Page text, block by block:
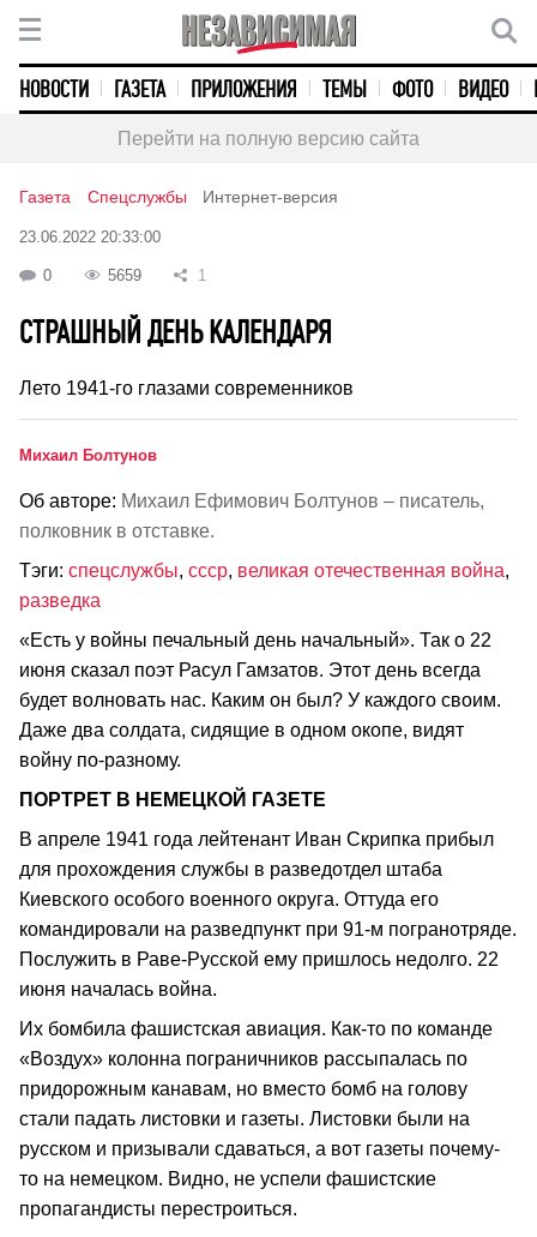
НОВОСТИ ГАЗЕТА ПРИЛОЖЕНИЯ ТЕМЫ ФОТО ВИДЕО
Перейти на полную версию сайта
Газета Спецслужбы Интернет-версия
23.06.2022 20:33:00
0 5659 1
СТРАШНЫЙ ДЕНЬ КАЛЕНДАРЯ
Лето 1941-го глазами современников
Михаил Болтунов
Об авторе: Михаил Ефимович Болтунов – писатель,
полковник в отставке.
Тэги: спецслужбы, ссср, великая отечественная война,
разведка
«Есть у войны печальный день начальный». Так о 22
июня сказал поэт Расул Гамзатов. Этот день всегда
будет волновать нас. Каким он был? У каждого своим.
Даже два солдата, сидящие в одном окопе, видят
войну по-разному.
ПОРТРЕТ В НЕМЕЦКОЙ ГАЗЕТЕ
В апреле 1941 года лейтенант Иван Скрипка прибыл
для прохождения службы в разведотдел штаба
Киевского особого военного округа. Оттуда его
командировали на разведпункт при 91-м погранотряде.
Послужить в Раве-Русской ему пришлось недолго. 22
июня началась война.
Их бомбила фашистская авиация. Как-то по команде
«Воздух» колонна пограничников рассыпалась по
придорожным канавам, но вместо бомб на голову
стали падать листовки и газеты. Листовки были на
русском и призывали сдаваться, а вот газеты почему-
то на немецком. Видно, не успели фашистские
пропагандисты перестроиться.